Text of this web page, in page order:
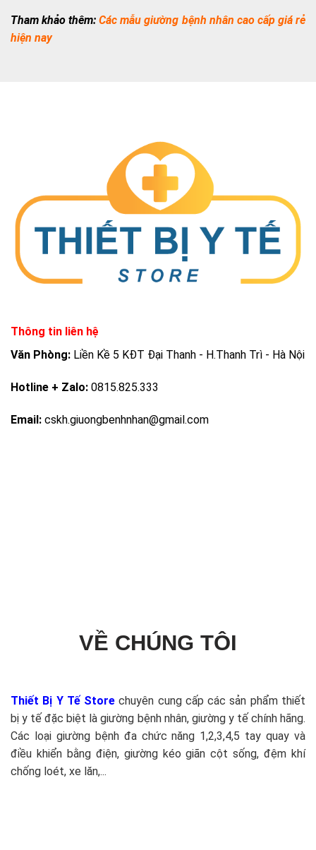
Tham khảo thêm:Các mẫu giường bệnh nhân cao cấp giá rẻ
hiện nay
Thông tin liên hệ
Văn Phòng: Liền Kề 5 KĐT Đại Thanh - H.Thanh Trì - Hà Nội
Hotline + Zalo: 0815.825.333
Email: cskh.giuongbenhnhan@gmail.com
VỀ CHÚNG TÔI
Thiết Bị Y Tế Store chuyên cung cấp các sản phẩm thiết
bị y tế đặc biệt là giường bệnh nhân, giường y tế chính hãng.
Các loại giường bệnh đa chức năng 1,2,3,4,5 tay quay và
điều khiển bằng điện, giường kéo giãn cột sống, đệm khí
chống loét, xe lăn,...